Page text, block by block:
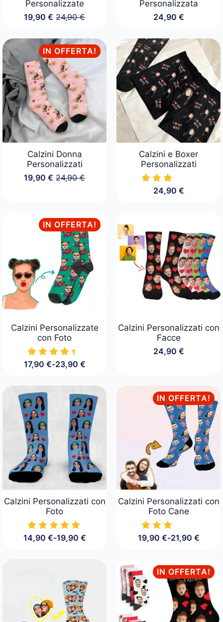
Personalizzate
24,90€
Il
originale
era:
24,90 €.
19,90€ Il
attuale
è:
19,90 €.
Personalizzata
24,90 €
IN OFFERTA!
Calzini Donna
Personalizzati
24,90€
Il
24,90 €.
19,90€ Il
19,90 €.
Calzini e Boxer
Personalizzati
24,90 €
IN OFFERTA!
Calzini Personalizzate
con Foto
17,90 €-23,90 €
Fascia
prezzo:
17,90 €
23,90 €
Calzini Personalizzati con
Facce
24,90 €
Calzini Personalizzati con
Foto
14,90 €-19,90 €
Fascia
14,90 €
19,90 €
IN OFFERTA!
Calzini Personalizzati con
Foto Cane
19,90 €-21,90 €
Fascia
da
19,90 €
a
21,90 €
IN OFFERTA!